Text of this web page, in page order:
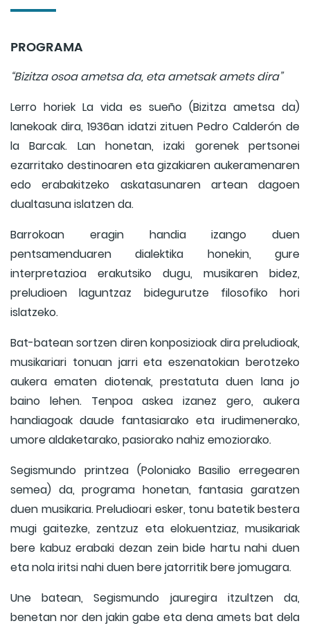
PROGRAMA
“Bizitza osoa ametsa da, eta ametsak amets dira”
Lerro horiek La vida es sueño (Bizitza ametsa da)
lanekoak dira, 1936an idatzi zituen Pedro Calderón de
la Barcak. Lan honetan, izaki gorenek pertsonei
ezarritako destinoaren eta gizakiaren aukeramenaren
edo erabakitzeko askatasunaren artean dagoen
dualtasuna islatzen da.
Barrokoan eragin handia izango duen
pentsamenduaren dialektika honekin, gure
interpretazioa erakutsiko dugu, musikaren bidez,
preludioen laguntzaz bidegurutze filosofiko hori
islatzeko.
Bat-batean sortzen diren konposizioak dira preludioak,
musikariari tonuan jarri eta eszenatokian berotzeko
aukera ematen diotenak, prestatuta duen lana jo
baino lehen. Tenpoa askea izanez gero, aukera
handiagoak daude fantasiarako eta irudimenerako,
umore aldaketarako, pasiorako nahiz emoziorako.
Segismundo printzea (Poloniako Basilio erregearen
semea) da, programa honetan, fantasia garatzen
duen musikaria. Preludioari esker, tonu batetik bestera
mugi gaitezke, zentzuz eta elokuentziaz, musikariak
bere kabuz erabaki dezan zein bide hartu nahi duen
eta nola iritsi nahi duen bere jatorritik bere jomugara.
Une batean, Segismundo jauregira itzultzen da,
benetan nor den jakin gabe eta dena amets bat dela